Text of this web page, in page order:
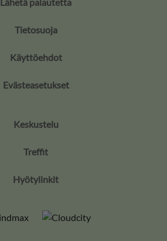
Tietosuoja
Käyttöehdot
Evästeasetukset
Keskustelu
Treffit
Hyötylinkit